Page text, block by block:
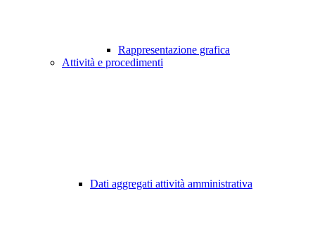
Rappresentazione grafica
Attività e procedimenti
Dati aggregati attività amministrativa